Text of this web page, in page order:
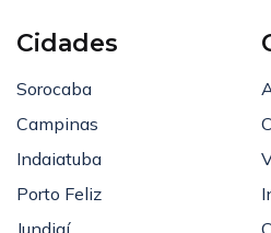
Cidades
Sorocaba
Campinas
Indaiatuba
Porto Feliz
Jundiaí